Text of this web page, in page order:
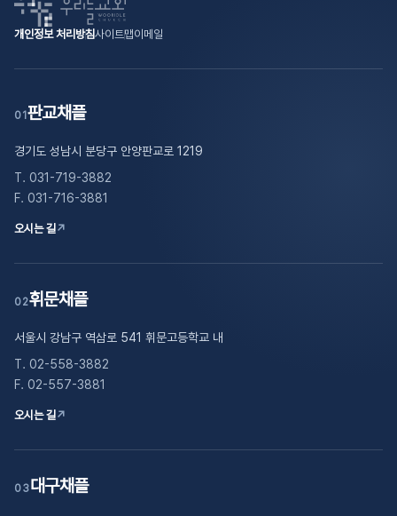
개인정보 처리방침사이트맵이메일
01 판교채플
경기도 성남시 분당구 안양판교로 1219
T. 031-719-3882
F. 031-716-3881
오시는 길↗
02휘문채플
서울시 강남구 역삼로 541 휘문고등학교 내
T. 02-558-3882
F. 02-557-3881
오시는 길↗
03대구채플